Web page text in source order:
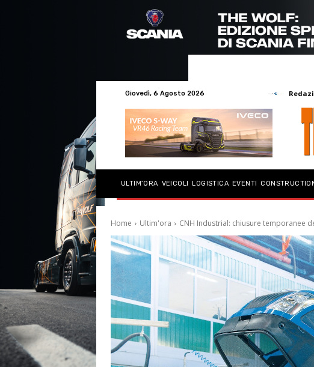
Giovedì, 6 Agosto 2026
ULTIM’ORA VEICOLI LOGISTICA EVENTI
Home Ultim'ora CNH Industrial: chiusure temporanee